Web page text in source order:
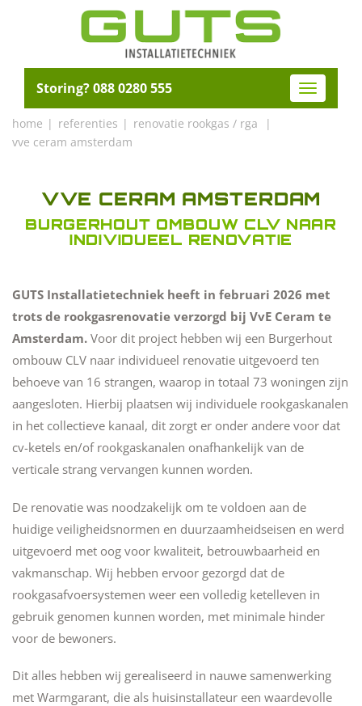
Storing? 088 0280 555
Toggle
home referenties
renovatie rookgas / rga
vve ceram amsterdam
VVE CERAM AMSTERDAM
BURGERHOUT OMBOUW CLV NAAR
INDIVIDUEEL RENOVATIE
GUTS Installatietechniek heeft in februari 2026 met
trots de rookgasrenovatie verzorgd bij VvE Ceram te
Amsterdam. Voor dit project hebben wij een Burgerhout
ombouw CLV naar individueel renovatie uitgevoerd ten
behoeve van 16 strangen, waarop in totaal 73 woningen zijn
aangesloten. Hierbij plaatsen wij individuele rookgaskanalen
in het collectieve kanaal, dit zorgt er onder andere voor dat
cv-ketels en/of rookgaskanalen onafhankelijk van de
verticale strang vervangen kunnen worden.
De renovatie was noodzakelijk om te voldoen aan de
huidige veiligheidsnormen en duurzaamheidseisen en werd
uitgevoerd met oog voor kwaliteit, betrouwbaarheid en
vakmanschap. Wij hebben ervoor gezorgd dat de
rookgasafvoersystemen weer een volledig ketelleven in
gebruik genomen kunnen worden, met minimale hinder
voor de bewoners.
Dit alles hebben wij gerealiseerd in nauwe samenwerking
met Warmgarant, die als huisinstallateur een waardevolle